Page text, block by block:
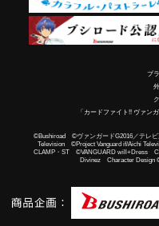
プ
「カードファイト!! ヴァン
©Bushiroad ©ヴァンガードG2016／テレ
Television ©Project Vanguard if/Aichi
CLAMP・ST ©VANGUARD will+Dress
Divinez Character Design